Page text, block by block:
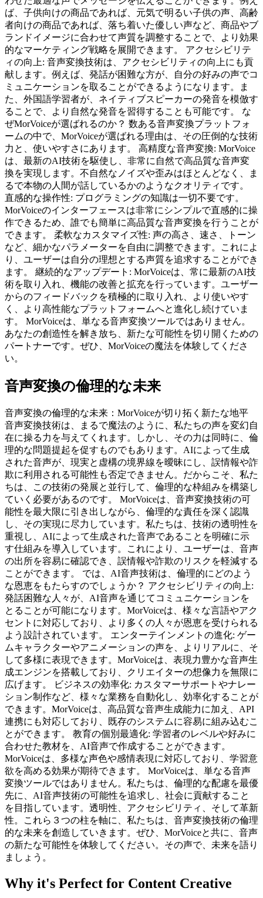
ば、子供向けの商品であれば、元気で明るい子供の声、高齢
者向けの商品であれば、落ち着いた優しい声など、商品やブ
ランドイメージに合わせて声質を調整することで、より効果
的なマーケティング戦略を展開できます。 アクセシビリテ
ィの向上: 音声変換技術は、アクセシビリティの向上にも貢
献します。例えば、発話が困難な方が、自分の好みの声でコ
ミュニケーションを取ることができるようになります。ま
た、外国語学習者が、ネイティブスピーカーの発音を模倣す
ることで、より自然な発音を習得することも可能です。 な
ぜMorVoiceが選ばれるのか？ 数ある音声変換プラットフォ
ームの中で、MorVoiceが選ばれる理由は、その圧倒的な技術
力と、使いやすさにあります。 高精度な音声変換: MorVoice
は、最新のAI技術を駆使し、非常に自然で高品質な音声変
換を実現します。不自然なノイズや歪みはほとんどなく、ま
るで本物の人間が話しているかのようなクオリティです。
直感的な操作性: プログラミングの知識は一切不要です。
MorVoiceのインターフェースは非常にシンプルで直感的に操
作できるため、誰でも簡単に高品質な音声変換を行うことが
できます。 柔軟なカスタマイズ性: 声の高さ、速さ、トーン
など、細かなパラメーターを自由に調整できます。これによ
り、ユーザーは自分の理想とする声質を追求することができ
ます。 継続的なアップデート: MorVoiceは、常に最新のAI技
術を取り入れ、機能の改善と拡充を行っています。ユーザー
からのフィードバックを積極的に取り入れ、より使いやす
く、より高性能なプラットフォームへと進化し続けていま
す。 MorVoiceは、単なる音声変換ツールではありません。
あなたの創造性を解き放ち、新たな可能性を切り開くための
パートナーです。ぜひ、MorVoiceの魔法を体験してくださ
い。
音声変換の倫理的な未来
音声変換の倫理的な未来：MorVoiceが切り拓く新たな地平
音声変換技術は、まるで魔法のように、私たちの声を変幻自
在に操る力を与えてくれます。しかし、その力は同時に、倫
理的な問題提起を促すものでもあります。AIによって生成
された音声が、現実と虚構の境界線を曖昧にし、誤情報や詐
欺に利用される可能性も否定できません。だからこそ、私た
ちは、この技術の発展と並行して、倫理的な枠組みを構築し
ていく必要があるのです。 MorVoiceは、音声変換技術の可
能性を最大限に引き出しながら、倫理的な責任を深く認識
し、その実現に尽力しています。私たちは、技術の透明性を
重視し、AIによって生成された音声であることを明確に示
す仕組みを導入しています。これにより、ユーザーは、音声
の出所を容易に確認でき、誤情報や詐欺のリスクを軽減する
ことができます。 では、AI音声技術は、倫理的にどのよう
な恩恵をもたらすのでしょうか？ アクセシビリティの向上:
発話困難な人々が、AI音声を通じてコミュニケーションを
とることが可能になります。MorVoiceは、様々な言語やアク
セントに対応しており、より多くの人々が恩恵を受けられる
よう設計されています。 エンターテインメントの進化: ゲー
ムキャラクターやアニメーションの声を、よりリアルに、そ
して多様に表現できます。MorVoiceは、表現力豊かな音声生
成エンジンを搭載しており、クリエイターの想像力を無限に
広げます。 ビジネスの効率化: カスタマーサポートやナレー
ション制作など、様々な業務を自動化し、効率化することが
できます。MorVoiceは、高品質な音声生成能力に加え、API
連携にも対応しており、既存のシステムに容易に組み込むこ
とができます。 教育の個別最適化: 学習者のレベルや好みに
合わせた教材を、AI音声で作成することができます。
MorVoiceは、多様な声色や感情表現に対応しており、学習意
欲を高める効果が期待できます。 MorVoiceは、単なる音声
変換ツールではありません。私たちは、倫理的な配慮を最優
先に、AI音声技術の可能性を追求し、社会に貢献すること
を目指しています。透明性、アクセシビリティ、そして革新
性。これら３つの柱を軸に、私たちは、音声変換技術の倫理
的な未来を創造していきます。ぜひ、MorVoiceと共に、音声
の新たな可能性を体験してください。その声で、未来を語り
ましょう。
Why it's Perfect for Content Creative